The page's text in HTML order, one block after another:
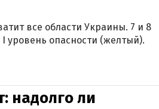
все области Украины. 7 и 8
I уровень опасности (желтый).
надолго ли